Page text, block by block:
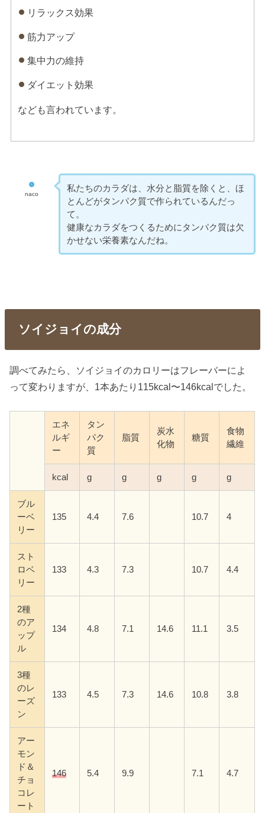
リラックス効果
筋力アップ
集中力の維持
ダイエット効果
なども言われています。
naco
私たちのカラダは、水分と脂質を除くと、ほ
とんどがタンパク質で作られているんだっ
て。
健康なカラダをつくるためにタンパク質は欠
かせない栄養素なんだね。
ソイジョイの成分
調べてみたら、ソイジョイのカロリーはフレーバーによ
って変わりますが、1本あたり115kcal〜146kcalでした。
エネ
ルギ
ー
タン
パク
質
脂質
炭水
化物
糖質
食物
繊維
kcal g g g g g
ブル
ーベ
リー
135 4.4 7.6 10.7 4
スト
ロベ
リー
133 4.3 7.3 10.7 4.4
2種
のア
ップ
ル
134 4.8 7.1 14.6 11.1 3.5
3種
のレ
ーズ
ン
133 4.5 7.3 14.6 10.8 3.8
アー
モン
ド＆
チョ
コレ
ート
146 5.4 9.9 7.1 4.7